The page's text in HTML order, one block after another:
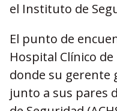
el Instituto de
El punto de
Hospital Clínico
donde su gerente
junto a sus pares